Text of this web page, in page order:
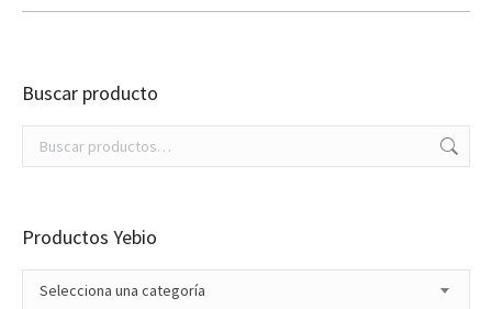
era: es:
Buscar producto
Productos Yebio
Selecciona una categoría